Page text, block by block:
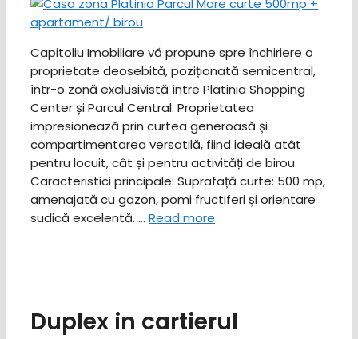
Capitoliu Imobiliare vă propune spre închiriere o
proprietate deosebită, poziționată semicentral,
într-o zonă exclusivistă între Platinia Shopping
Center și Parcul Central. Proprietatea
impresionează prin curtea generoasă și
compartimentarea versatilă, fiind ideală atât
pentru locuit, cât și pentru activități de birou. ​
Caracteristici principale: ​Suprafață curte: 500 mp,
amenajată cu gazon, pomi fructiferi și orientare
sudică excelentă. … Read more
Duplex in cartierul